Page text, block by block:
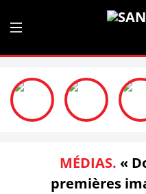
MÉDIAS. «
premières